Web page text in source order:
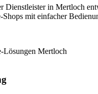
Dienstleister in Mertloch
mit einfacher